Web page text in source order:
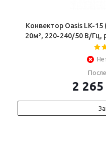
Конвектор Oasis LK-
20м², 220-240/50 В/Гц,
2 265